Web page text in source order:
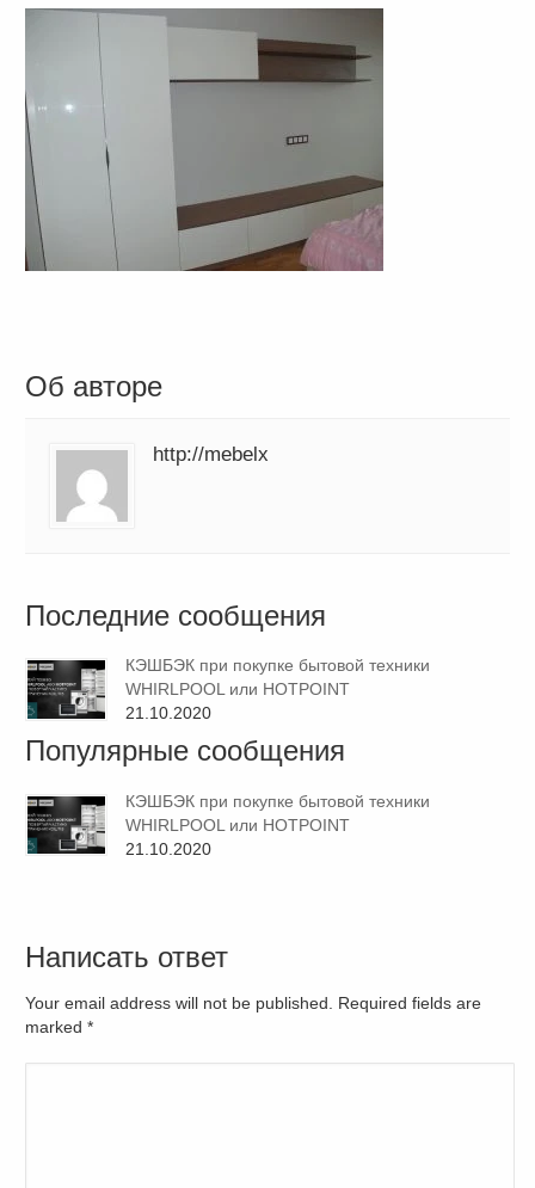
Об авторе
http://mebelx
Последние сообщения
КЭШБЭК при покупке бытовой техники
WHIRLPOOL или HOTPOINT
21.10.2020
Популярные сообщения
КЭШБЭК при покупке бытовой техники
WHIRLPOOL или HOTPOINT
21.10.2020
Написать ответ
Your email address will not be published. Required fields are
marked*